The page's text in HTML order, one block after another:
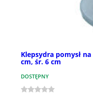
Klepsydra pomysł
cm, śr. 6 cm
DOSTĘPNY